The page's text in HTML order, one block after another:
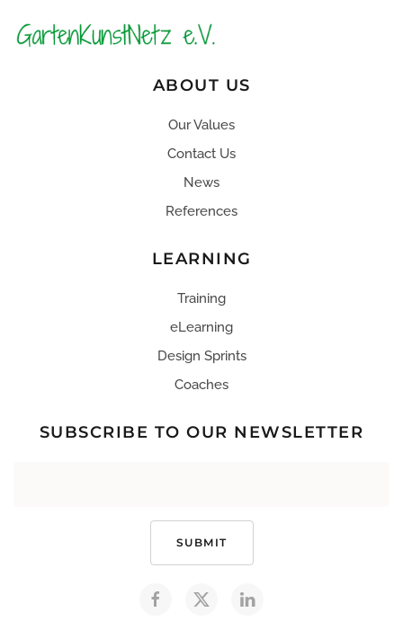
ABOUT US
Our Values
Contact Us
News
References
LEARNING
Training
eLearning
Design Sprints
Coaches
SUBSCRIBE TO OUR NEWSLETTER
SUBMIT